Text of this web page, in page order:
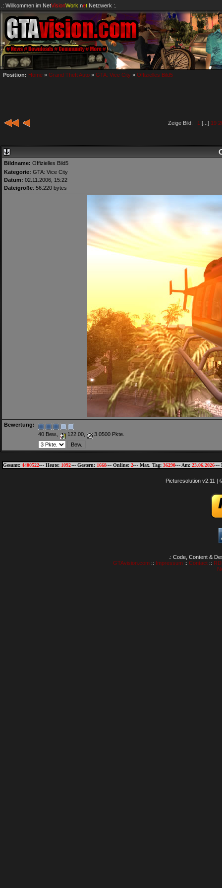
.: Willkommen im NetVisionWork .netNetzwerk :.
Position: Home » Grand Theft Auto » GTA: Vice City » Offizielles Bild5
Zeige Bild: 1 [...] 19
Bildname: Offizielles Bild5
Kategorie: GTA: Vice City
Datum: 02.11.2006, 15:22
Dateigröße: 56.220 bytes
Bewertung:
40 Bew.,
122.00, 3.0500 Pkte.
Gesamt: 4400522~~ Heute: 1092~~ Gestern: 1668~~ Online: 2~~ Max. Tag: 36290~~ Am: 23.06.2026~~
Picturesolution v2.11 |
.: Code, Content &
GTAvision.com:: Impressum:: Contact::